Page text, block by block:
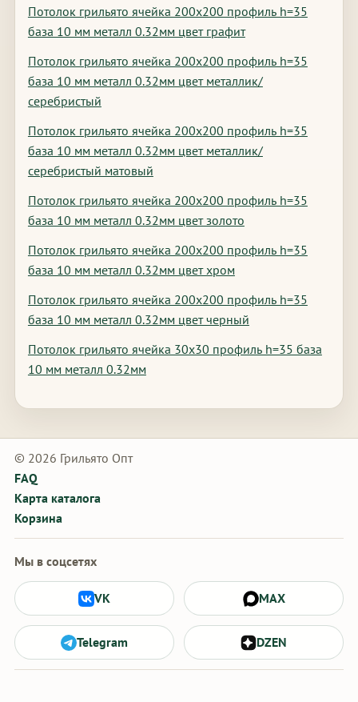
Потолок грильято ячейка 200х200 профиль h=35
база 10 мм металл 0.32мм цвет графит
Потолок грильято ячейка 200х200 профиль h=35
база 10 мм металл 0.32мм цвет металлик/
серебристый
Потолок грильято ячейка 200х200 профиль h=35
база 10 мм металл 0.32мм цвет металлик/
серебристый матовый
Потолок грильято ячейка 200х200 профиль h=35
база 10 мм металл 0.32мм цвет золото
Потолок грильято ячейка 200х200 профиль h=35
база 10 мм металл 0.32мм цвет хром
Потолок грильято ячейка 200х200 профиль h=35
база 10 мм металл 0.32мм цвет черный
Потолок грильято ячейка 30х30 профиль h=35 база
10 мм металл 0.32мм
© 2026 Грильято Опт
FAQ
Карта каталога
Корзина
Мы в соцсетях
VK MAX
Telegram DZEN